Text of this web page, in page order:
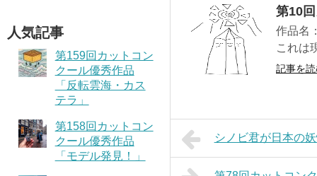
人気記事
第159回カットコン
クール優秀作品
「反転雲海・カス
テラ」
第158回カットコン
クール優秀作品
「モデル発見！」
第10
作品名
これは
記事を
シノビ君が日本の